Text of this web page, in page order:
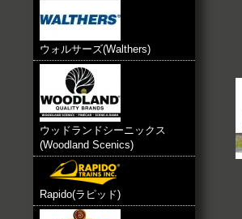
ウォルサーズ(Walthers)
ウッドランドシーニックス
(Woodland Scenics)
Rapido(ラピッド)